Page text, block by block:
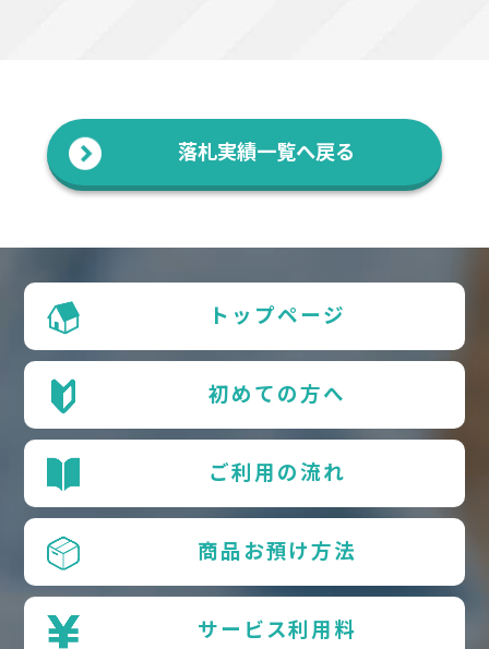
落札実績一覧へ戻る
トップページ
初めての方へ
ご利用の流れ
商品お預け方法
サービス利用料